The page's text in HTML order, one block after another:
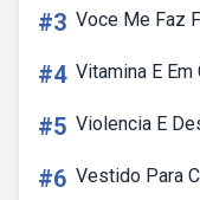
#3 Voce Me Faz
#4 Vitamina E
#5 Violencia E
#6 Vestido Para